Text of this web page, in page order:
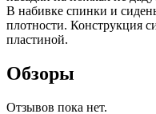
В набивке спинки и
плотности. Конструкция
пластиной.
Обзоры
Отзывов пока нет.